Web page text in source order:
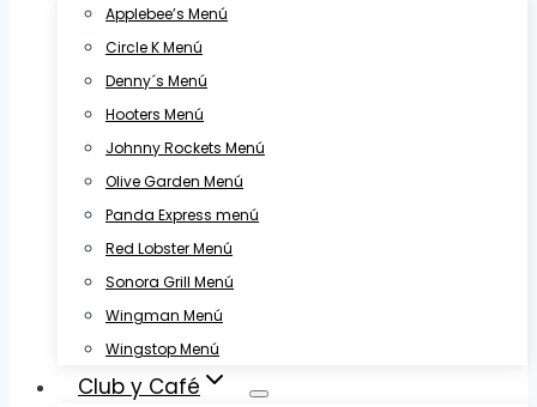
Applebee’s Menú
Circle K Menú
Denny´s Menú
Hooters Menú
Johnny Rockets Menú
Olive Garden Menú
Panda Express menú
Red Lobster Menú
Sonora Grill Menú
Wingman Menú
Wingstop Menú
Club y Café